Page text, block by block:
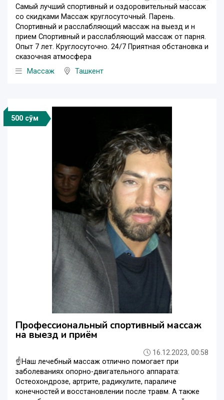
Самый лучший спортивный и оздоровительный массаж
со скидками Массаж круглосуточный. Парень.
Спортивный и расслабляющий массаж на выезд и н
прием Спортивный и расслабляющий массаж от парня.
Опыт 7 лет. Круглосуточно. 24/7 Приятная обстановка и
сказочная атмосфера
Массаж
Ташкент
500 сўм
Профессиональный спортивный массаж
на выезд и приём
16.12.2023, 00:58
☝️Наш лечебный массаж отлично помогает при
заболеваниях опорно-двигательного аппарата:
Остеохондрозе, артрите, радикулите, параличе
конечностей и восстановлении после травм. А также